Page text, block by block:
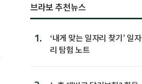
브라보 추천뉴스
1.
‘내게 맞는 일자리 찾기’ 일자
리 탐험 노트